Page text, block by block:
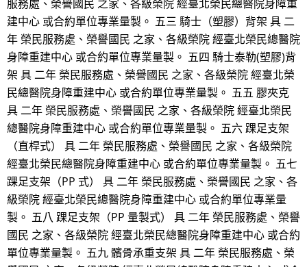
服務處、榮譽國民 之家、各級榮院 經臺北榮民總醫院身障重
建中心 或合約單位專業量製。 五三 騎士（塑膠）背架 具 二
年 榮民服務處、榮譽國民 之家、各級榮院 經臺北榮民總醫院
身障重建中心 或合約單位專業量製。 五四 騎士泰勒(塑膠)背
架 具 二年 榮民服務處、榮譽國民 之家、各級榮院 經臺北榮
民總醫院身障重建中心 或合約單位專業量製。 五五 膠夾克
具 二年 榮民服務處、榮譽國民 之家、各級榮院 經臺北榮民
總醫院身障重建中心 或合約單位專業量製。 五六 踝足支架
（直桿式） 具 二年 榮民服務處、榮譽國民 之家、各級榮院
經臺北榮民總醫院身障重建中心 或合約單位專業量製。 五七
踝足支架（PP 式） 具 二年 榮民服務處、榮譽國民 之家、各
級榮院 經臺北榮民總醫院身障重建中心 或合約單位專業量
製。 五八 踝足支架（PP 量製式） 具 二年 榮民服務處、榮譽
國民 之家、各級榮院 經臺北榮民總醫院身障重建中心 或合約
單位專業量製。 五九 髕骨承重支架 具 二年 榮民服務處、榮